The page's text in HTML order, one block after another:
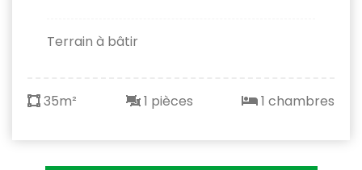
Terrain à bâtir
35m² 1 pièces 1 chambres